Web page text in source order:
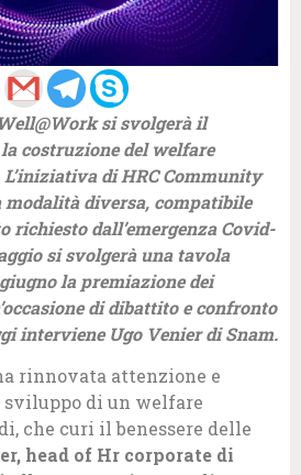
si svolgerà il
costruzione del welfare
di HRC Community
modalità diversa, compatibile
richiesto dall’emergenza Covid-
si svolgerà una tavola
la premiazione dei
di dibattito e confronto
interviene Ugo Venier di Snam.
rinnovata attenzione e
di un welfare
che curi il benessere delle
head of Hr corporate di